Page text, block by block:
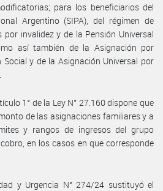
para los beneficiarios del
Argentino (SIPA), del régimen de
invalidez y de la Pensión Universal
así también de la Asignación por
y de la Asignación Universal por
1° de la Ley N° 27.160 dispone que
de las asignaciones familiares y a
y rangos de ingresos del grupo
en los casos en que corresponde
y Urgencia N° 274/24 sustituyó el